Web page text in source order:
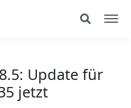
Update für
jetzt